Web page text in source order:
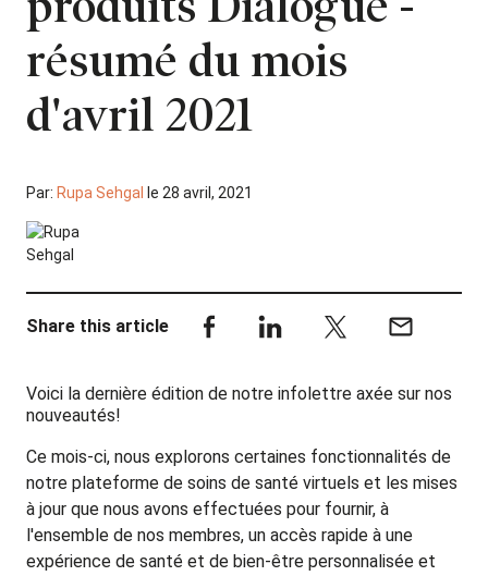
résumé du mois
d'avril 2021
Par: Rupa Sehgal le 28 avril, 2021
Share this article
Voici la dernière édition de notre infolettre axée sur nos
nouveautés!
Ce mois-ci, nous explorons certaines fonctionnalités de
notre plateforme de soins de santé virtuels et les mises
à jour que nous avons effectuées pour fournir, à
l'ensemble de nos membres, un accès rapide à une
expérience de santé et de bien-être personnalisée et